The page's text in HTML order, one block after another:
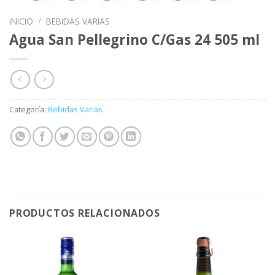
INICIO / BEBIDAS VARIAS
Agua San Pellegrino C/Gas 24 505 ml
Categoría: Bebidas Varias
PRODUCTOS RELACIONADOS